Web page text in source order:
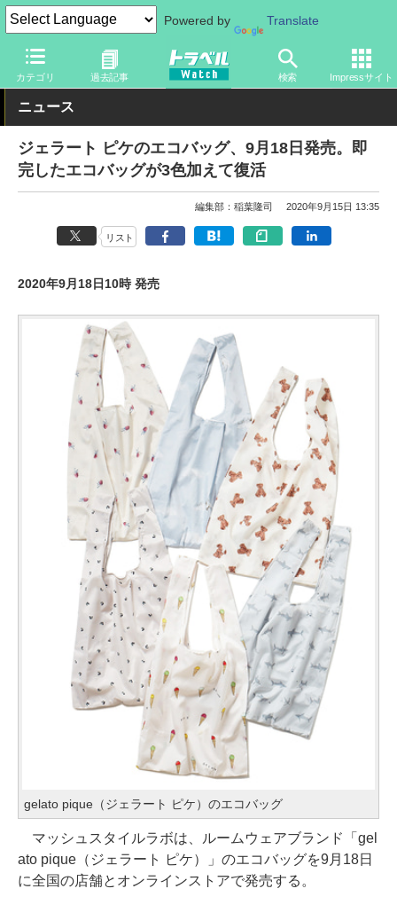
Powered by Translate
カテゴリ 過去記事 検索 Impressサイト
トラベル Watch 旅のアイテム 旅行グッズ バッグ
ニュース
ジェラート ピケのエコバッグ、9月18日発売。即
完したエコバッグが3色加えて復活
編集部：稲葉隆司 2020年9月15日 13:35
リスト
2020年9月18日10時 発売
gelato pique（ジェラート ピケ）のエコバッグ
マッシュスタイルラボは、ルームウェアブランド「gel
ato pique（ジェラート ピケ）」のエコバッグを9月18日
に全国の店舗とオンラインストアで発売する。